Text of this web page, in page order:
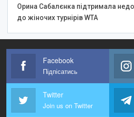
Орина Сабалєнка підтримала
до жіночих турнірів WTA
Facebook
Підпісатись
Twitter
Join us on Twitter